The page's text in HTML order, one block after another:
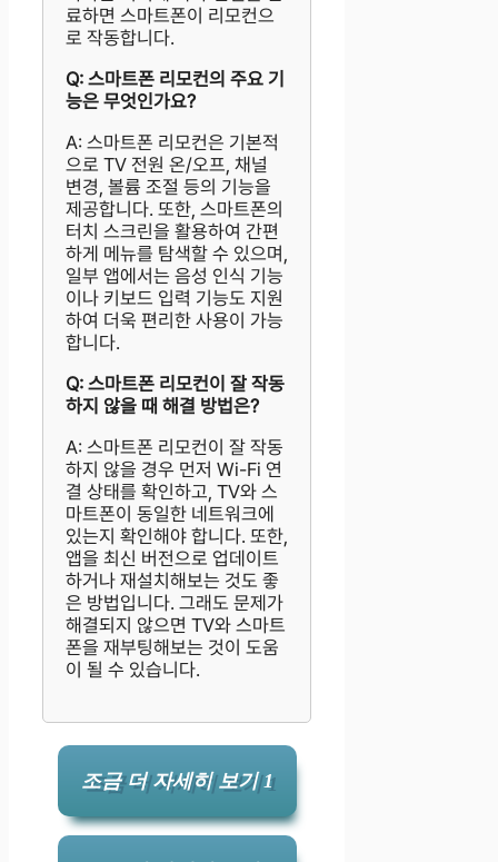
료하면 스마트폰이 리모컨으
로 작동합니다.
Q: 스마트폰 리모컨의 주요 기
능은 무엇인가요?
A: 스마트폰 리모컨은 기본적
으로 TV 전원 온/오프, 채널
변경, 볼륨 조절 등의 기능을
제공합니다. 또한, 스마트폰의
터치 스크린을 활용하여 간편
하게 메뉴를 탐색할 수 있으며,
일부 앱에서는 음성 인식 기능
이나 키보드 입력 기능도 지원
하여 더욱 편리한 사용이 가능
합니다.
Q: 스마트폰 리모컨이 잘 작동
하지 않을 때 해결 방법은?
A: 스마트폰 리모컨이 잘 작동
하지 않을 경우 먼저 Wi-Fi 연
결 상태를 확인하고, TV와 스
마트폰이 동일한 네트워크에
있는지 확인해야 합니다. 또한,
앱을 최신 버전으로 업데이트
하거나 재설치해보는 것도 좋
은 방법입니다. 그래도 문제가
해결되지 않으면 TV와 스마트
폰을 재부팅해보는 것이 도움
이 될 수 있습니다.
조금 더 자세히 보기 1